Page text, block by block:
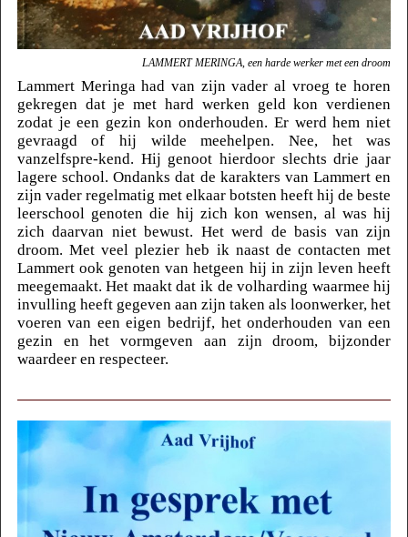
LAMMERT MERINGA, een harde werker met een droom
Lammert Meringa had van zijn vader al vroeg te horen
gekregen dat je met hard werken geld kon verdienen
zodat je een gezin kon onderhouden. Er werd hem niet
gevraagd of hij wilde meehelpen. Nee, het was
vanzelfspre-kend. Hij genoot hierdoor slechts drie jaar
lagere school. Ondanks dat de karakters van Lammert en
zijn vader regelmatig met elkaar botsten heeft hij de beste
leerschool genoten die hij zich kon wensen, al was hij
zich daarvan niet bewust. Het werd de basis van zijn
droom. Met veel plezier heb ik naast de contacten met
Lammert ook genoten van hetgeen hij in zijn leven heeft
meegemaakt. Het maakt dat ik de volharding waarmee hij
invulling heeft gegeven aan zijn taken als loonwerker, het
voeren van een eigen bedrijf, het onderhouden van een
gezin en het vormgeven aan zijn droom, bijzonder
waardeer en respecteer.